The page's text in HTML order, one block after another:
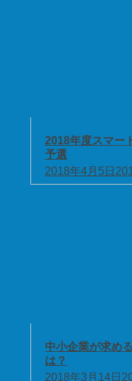
2018年度スマー
予選
2018年4月5日
中小企業が求め
は？
2018年3月14日